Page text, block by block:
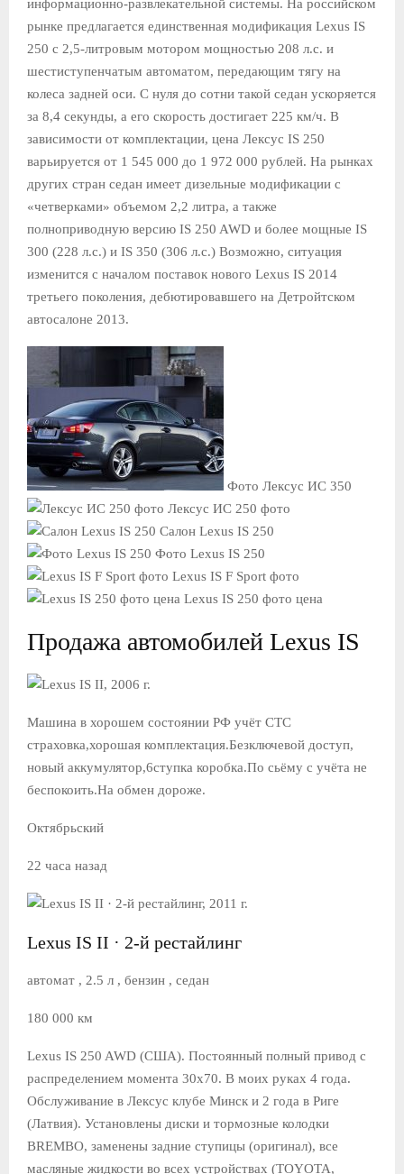
информационно-развлекательной системы. На российском
рынке предлагается единственная модификация Lexus IS
250 с 2,5-литровым мотором мощностью 208 л.с. и
шестиступенчатым автоматом, передающим тягу на
колеса задней оси. С нуля до сотни такой седан ускоряется
за 8,4 секунды, а его скорость достигает 225 км/ч. В
зависимости от комплектации, цена Лексус IS 250
варьируется от 1 545 000 до 1 972 000 рублей. На рынках
других стран седан имеет дизельные модификации с
«четверками» объемом 2,2 литра, а также
полноприводную версию IS 250 AWD и более мощные IS
300 (228 л.с.) и IS 350 (306 л.с.) Возможно, ситуация
изменится с началом поставок нового Lexus IS 2014
третьего поколения, дебютировавшего на Детройтском
автосалоне 2013.
Фото Лексус ИС 350
Лексус ИС 250 фото
Салон Lexus IS 250
Фото Lexus IS 250
Lexus IS F Sport фото
Lexus IS 250 фото цена
Продажа автомобилей Lexus IS
Машина в хорошем состоянии РФ учёт СТС
страховка,хорошая комплектация.Безключевой доступ,
новый аккумулятор,6ступка коробка.По сьёму с учёта не
беспокоить.На обмен дороже.
Октябрьский
22 часа назад
Lexus IS II · 2-й рестайлинг
автомат , 2.5 л , бензин , седан
180 000 км
Lexus IS 250 AWD (США). Постоянный полный привод с
распределением момента 30х70. В моих руках 4 года.
Обслуживание в Лексус клубе Минск и 2 года в Риге
(Латвия). Установлены диски и тормозные колодки
BREMBO, заменены задние ступицы (оригинал), все
масляные жидкости во всех устройствах (TOYOTA,